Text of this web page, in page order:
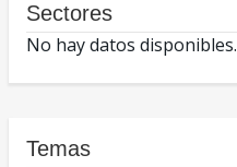
Sectores
No hay datos disponibles.
Temas